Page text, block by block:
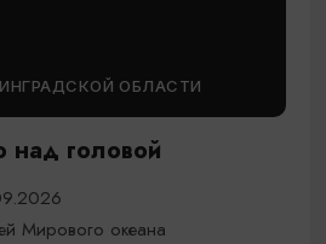
ОБЛАСТИ
над головой
Мирового океана